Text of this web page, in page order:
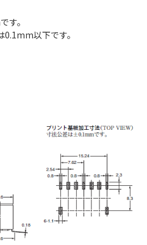
す。
以下です。